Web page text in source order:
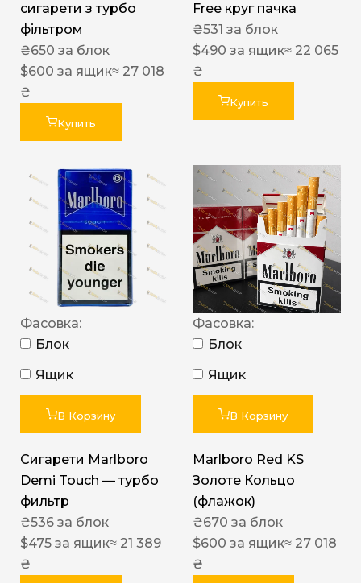
сигарети з турбо
фільтром
₴650 за блок
$600 за ящик≈ 27 018
₴
Купить
Free круг пачка
₴531 за блок
$490 за ящик≈ 22 065
₴
Купить
Фасовка:
Блок
Ящик
В Корзину
Сигарети Marlboro
Demi Touch — турбо
фильтр
₴536 за блок
$475 за ящик≈ 21 389
₴
Фасовка:
Блок
Ящик
В Корзину
Marlboro Red KS
Золоте Кольцо
(флажок)
₴670 за блок
$600 за ящик≈ 27 018
₴